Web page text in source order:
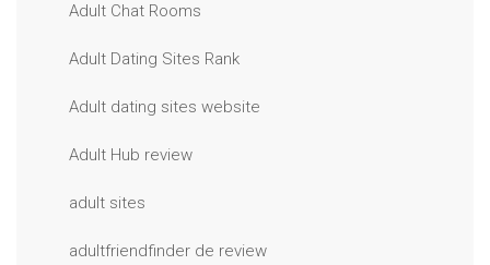
Adult Chat Rooms
Adult Dating Sites Rank
Adult dating sites website
Adult Hub review
adult sites
adultfriendfinder de review